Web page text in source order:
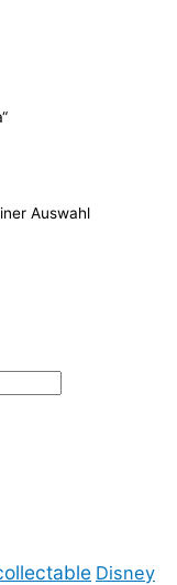
Auswahl
Disney